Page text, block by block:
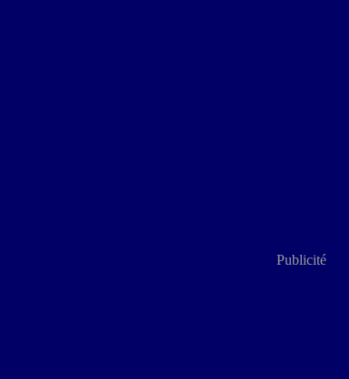
Publicité